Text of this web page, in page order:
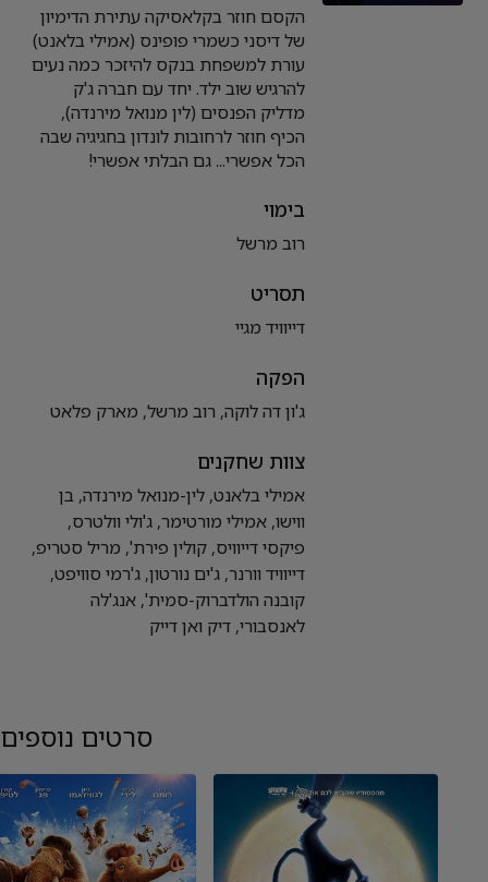
הקסם חוזר בקלאסיקה עתירת הדימיון
של דיסני כשמרי פופינס (אמילי בלאנט)
עורת למשפחת בנקס להיזכר כמה נעים
להרגיש שוב ילד. יחד עם חברה ג'ק
מדליק הפנסים (לין מנואל מירנדה),
הכיף חוזר לרחובות לונדון בחגיגיה שבה
הכל אפשרי... גם הבלתי אפשרי!
בימוי
רוב מרשל
תסריט
דייוויד מגיי
הפקה
ג'ון דה לוקה, רוב מרשל, מארק פלאט
צוות שחקנים
אמילי בלאנט, לין-מנואל מירנדה, בן
ווישו, אמילי מורטימר, ג'ולי וולטרס,
פיקסי דייוויס, קולין פירת', מריל סטריפ,
דייוויד וורנר, ג'ים נורטון, ג'רמי סוויפט,
קובנה הולדברוק-סמית', אנג'לה
לאנסבורי, דיק ואן דייק
סרטים נוספים